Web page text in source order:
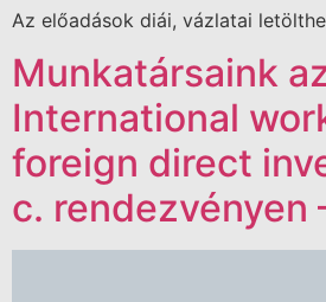
Az előadások diái, vázlatai
Munkatársaink
International
foreign direct
c. rendezvényen